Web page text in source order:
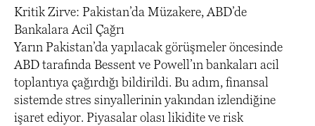
Kritik Zirve: Pakistan’da Müzakere, ABD’de
Bankalara Acil Çağrı
Yarın Pakistan’da yapılacak görüşmeler öncesinde
ABD tarafında Bessent ve Powell’ın bankaları acil
toplantıya çağırdığı bildirildi. Bu adım, finansal
sistemde stres sinyallerinin yakından izlendiğine
işaret ediyor. Piyasalar olası likidite ve risk